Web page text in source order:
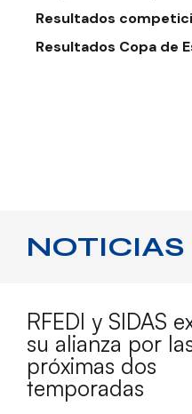
Resultados
Resultados Copa de
RFEDI y SIDAS
su alianza por
próximas dos
temporadas